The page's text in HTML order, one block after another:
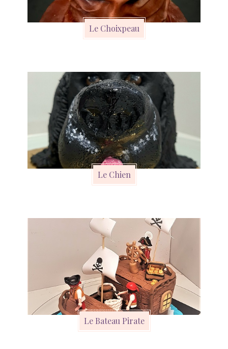
Le Choixpeau
Le Chien
Le Bateau Pirate